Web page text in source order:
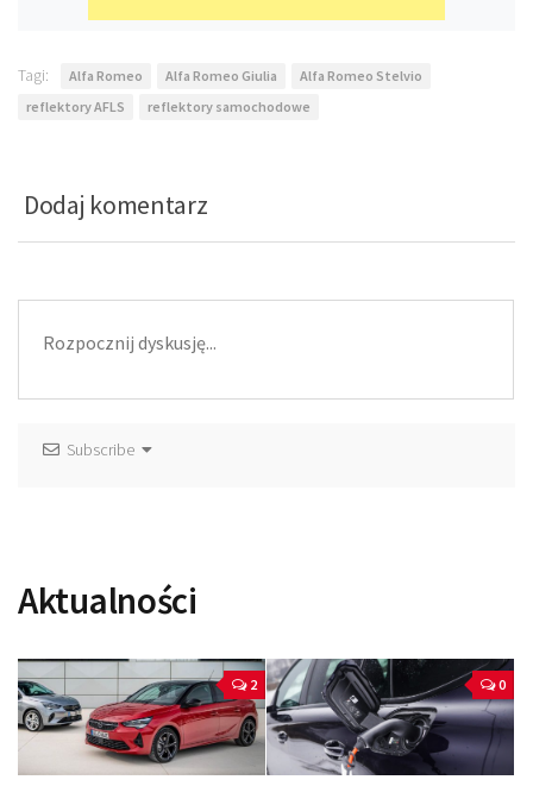
Tagi: Alfa Romeo Alfa Romeo Giulia
Alfa Romeo Stelvio
reflektory AFLS
reflektory samochodowe
Dodaj komentarz
Subscribe
Aktualności
2 0